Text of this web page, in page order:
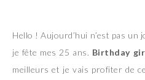
Hello ! Aujourd’hui n’est pas un
je fête mes 25 ans. Birthday
meilleurs et je vais profiter de